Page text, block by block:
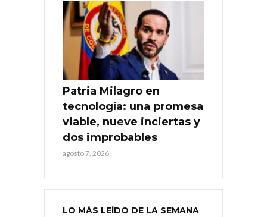
Patria Milagro en
tecnología: una promesa
viable, nueve inciertas y
dos improbables
agosto 7, 2026
LO MÁS LEÍDO DE LA SEMANA